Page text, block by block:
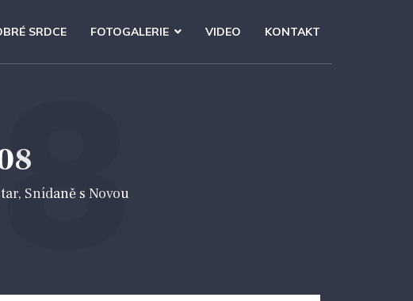
SRDCE FOTOGALERIE VIDEO KONTAKT
Snídaně s Novou